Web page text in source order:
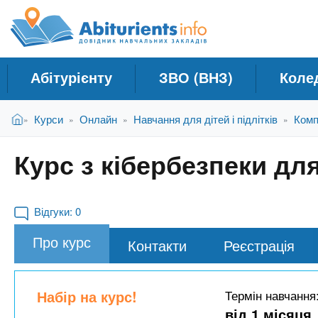
е
и
A
b
i
t
u
r
i
e
о
в
н
и
Н
в
ч
л
Абітурієнту ЗВО (ВНЗ)
В
у
Головна
» Курси » Онлайн » Навчання для дітей і підлітків »
Курс з кібербезпеки
Відгуки: 0
Про курс Контакти Реєстрація
Набір на курс! Термін навчання: